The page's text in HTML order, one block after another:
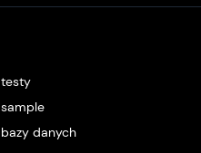
testy
sample
bazy danych